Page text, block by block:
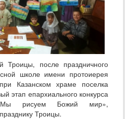
после праздничного
школе имени протоиерея
Казанском храме поселка
этап епархиального конкурса
рисуем Божий мир»,
Троицы.